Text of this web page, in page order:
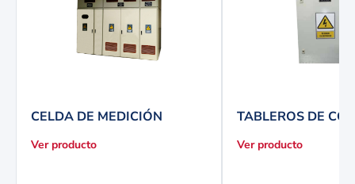
CELDA DE MEDICIÓN
Ver producto
TABLEROS DE
Ver producto